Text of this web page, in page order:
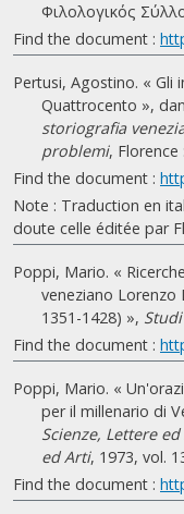
Φιλολογικός
Find the document :
Pertusi, Agostino. « Gli
Quattrocento »,
storiografia
problemi, Florence
Find the document :
Note : Traduction en
doute celle éditée par
Poppi, Mario. «
veneziano Lorenzo
1351-1428) »,
Find the document :
Poppi, Mario. «
per il millenario di
Scienze, Lettere
ed Arti, 1973, vol.
Find the document :